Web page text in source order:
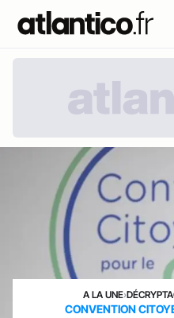
A LA UNE›
CONVENTION